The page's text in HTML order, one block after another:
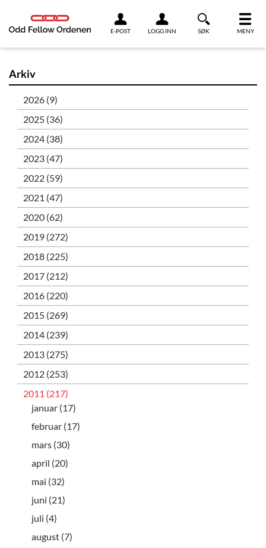
E-POST LOGG INN SØK MENY
Arkiv
2026 (9)
2025 (36)
2024 (38)
2023 (47)
2022 (59)
2021 (47)
2020 (62)
2019 (272)
2018 (225)
2017 (212)
2016 (220)
2015 (269)
2014 (239)
2013 (275)
2012 (253)
2011 (217)
januar (17)
februar (17)
mars (30)
april (20)
mai (32)
juni (21)
juli (4)
august (7)